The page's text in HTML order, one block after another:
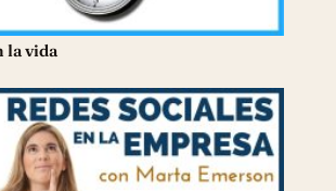
la vida